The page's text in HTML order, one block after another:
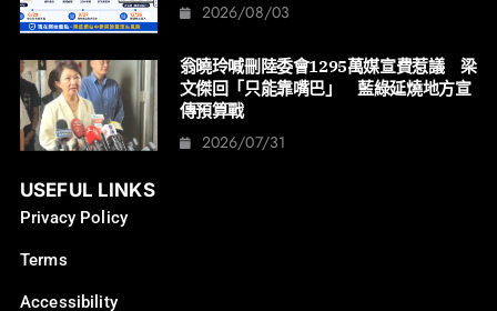
2026/08/03
翁曉玲喊刪陸委會1295萬媒宣費惹議 梁
文傑回「只能靠嘴巴」 藍綠延燒地方宣
傳預算戰
2026/07/31
USEFUL LINKS
Privacy Policy
Terms
Accessibility